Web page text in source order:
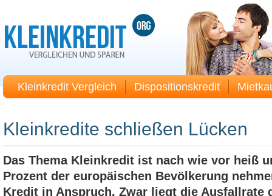
Kleinkredit Vergleich Dispositionskredit
Kleinkredite schließen Lücken
Das Thema Kleinkredit ist nach wie vor heiß
Prozent der europäischen Bevölkerung
Kredit in Anspruch. Zwar liegt die Ausfallrate